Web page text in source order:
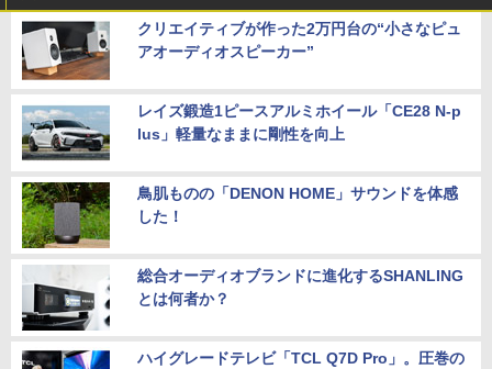
クリエイティブが作った2万円台の“小さなピュ
アオーディオスピーカー”
レイズ鍛造1ピースアルミホイール「CE28 N-p
lus」軽量なままに剛性を向上
鳥肌ものの「DENON HOME」サウンドを体感
した！
総合オーディオブランドに進化するSHANLING
とは何者か？
ハイグレードテレビ「TCL Q7D Pro」。圧巻の